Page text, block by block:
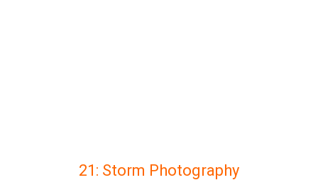
21: Storm Photography